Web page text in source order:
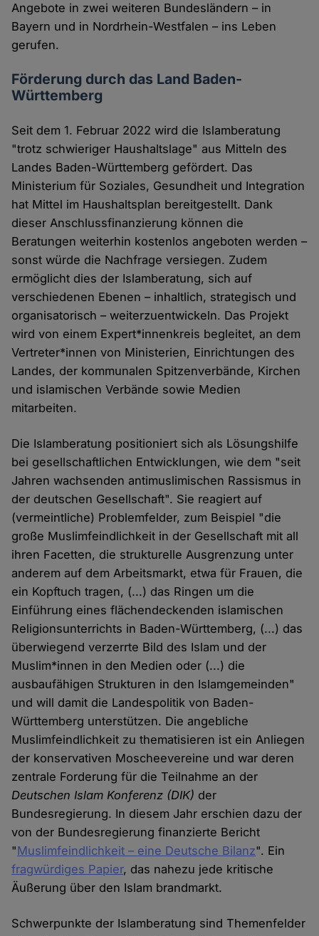
Angebote in zwei weiteren Bundesländern – in
Bayern und in Nordrhein-Westfalen – ins Leben
gerufen.
Förderung durch das Land Baden-
Württemberg
Seit dem 1. Februar 2022 wird die Islamberatung
"trotz schwieriger Haushaltslage" aus Mitteln des
Landes Baden-Württemberg gefördert. Das
Ministerium für Soziales, Gesundheit und Integration
hat Mittel im Haushaltsplan bereitgestellt. Dank
dieser Anschlussfinanzierung können die
Beratungen weiterhin kostenlos angeboten werden –
sonst würde die Nachfrage versiegen. Zudem
ermöglicht dies der Islamberatung, sich auf
verschiedenen Ebenen – inhaltlich, strategisch und
organisatorisch – weiterzuentwickeln. Das Projekt
wird von einem Expert*innenkreis begleitet, an dem
Vertreter*innen von Ministerien, Einrichtungen des
Landes, der kommunalen Spitzenverbände, Kirchen
und islamischen Verbände sowie Medien
mitarbeiten.
Die Islamberatung positioniert sich als Lösungshilfe
bei gesellschaftlichen Entwicklungen, wie dem "seit
Jahren wachsenden antimuslimischen Rassismus in
der deutschen Gesellschaft". Sie reagiert auf
(vermeintliche) Problemfelder, zum Beispiel "die
große Muslimfeindlichkeit in der Gesellschaft mit all
ihren Facetten, die strukturelle Ausgrenzung unter
anderem auf dem Arbeitsmarkt, etwa für Frauen, die
ein Kopftuch tragen, (...) das Ringen um die
Einführung eines flächendeckenden islamischen
Religionsunterrichts in Baden-Württemberg, (...) das
überwiegend verzerrte Bild des Islam und der
Muslim*innen in den Medien oder (...) die
ausbaufähigen Strukturen in den Islamgemeinden"
und will damit die Landespolitik von Baden-
Württemberg unterstützen. Die angebliche
Muslimfeindlichkeit zu thematisieren ist ein Anliegen
der konservativen Moscheevereine und war deren
zentrale Forderung für die Teilnahme an der
Deutschen Islam Konferenz (DIK) der
Bundesregierung. In diesem Jahr erschien dazu der
von der Bundesregierung finanzierte Bericht
"Muslimfeindlichkeit – eine Deutsche Bilanz". Ein
fragwürdiges Papier, das nahezu jede kritische
Äußerung über den Islam brandmarkt.
Schwerpunkte der Islamberatung sind Themenfelder